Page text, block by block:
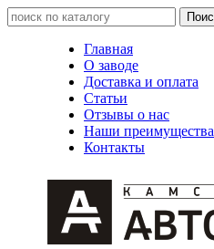
Главная
О заводе
Доставка и оплата
Статьи
Отзывы о нас
Наши преимущества
Контакты